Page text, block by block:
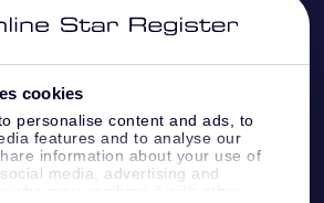
cookies
personalise content and ads, to
features and to analyse our
information about your use of
media, advertising and
to the stars’